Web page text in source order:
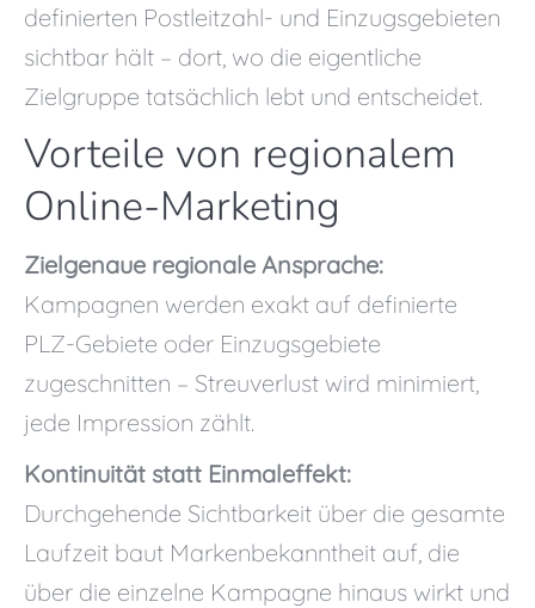
definierten Postleitzahl- und Einzugsgebieten
sichtbar hält – dort, wo die eigentliche
Zielgruppe tatsächlich lebt und entscheidet.
Vorteile von regionalem
Online-Marketing
Zielgenaue regionale Ansprache:
Kampagnen werden exakt auf definierte
PLZ-Gebiete oder Einzugsgebiete
zugeschnitten – Streuverlust wird minimiert,
jede Impression zählt.
Kontinuität statt Einmaleffekt:
Durchgehende Sichtbarkeit über die gesamte
Laufzeit baut Markenbekanntheit auf, die
über die einzelne Kampagne hinaus wirkt und